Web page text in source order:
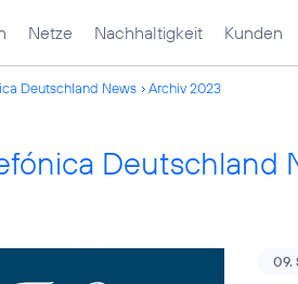
Netze Nachhaltigkeit Kunden
Deutschland News Archiv 2023
Deutschland
09.